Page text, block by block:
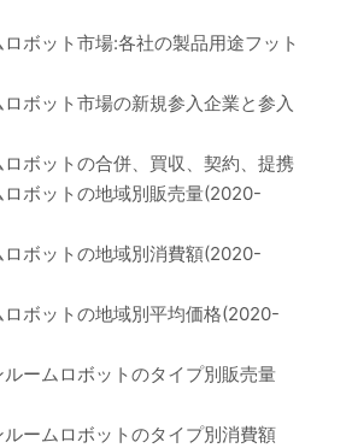
ロボット市場:各社の製品用途フット
ロボット市場の新規参入企業と参入
ロボットの合併、買収、契約、提携
ロボットの地域別販売量(2020-
ロボットの地域別消費額(2020-
ロボットの地域別平均価格(2020-
ルームロボットのタイプ別販売量
ルームロボットのタイプ別消費額